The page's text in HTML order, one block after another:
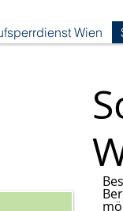
Wien